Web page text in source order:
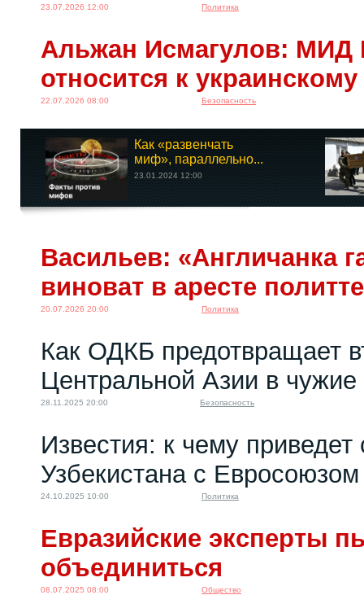
23.07.2026 12:00 Политика
Альжан Исмагулов: МИД
относится к
22.07.2026 08:00 Безопасность
Как «развенчать
миф», параллельно...
23.01.2024 12:00
Васильев: «Англичанка
виноват в аресте
20.07.2026 20:00 Политика
Как ОДКБ предотвращает
Центральной Азии в
28.11.2025 20:00 Безопасность
Известия: к чему
Узбекистана с Евросоюзом
24.10.2025 10:00 Политика
Евразийские эксперты
объединиться
08.07.2025 08:00 Общество